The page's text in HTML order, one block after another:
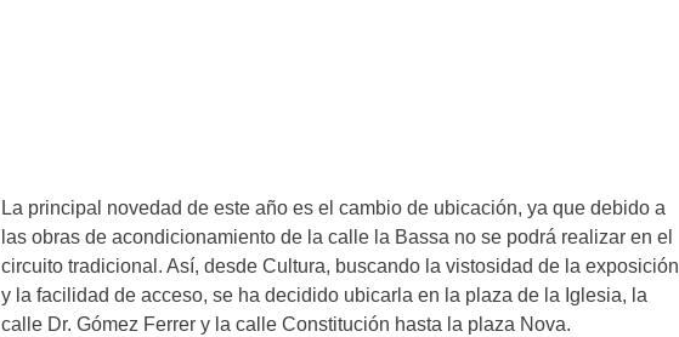
La principal novedad de este año es el cambio de ubicación, ya que debido a
las obras de acondicionamiento de la calle la Bassa no se podrá realizar en el
circuito tradicional. Así, desde Cultura, buscando la vistosidad de la exposición
y la facilidad de acceso, se ha decidido ubicarla en la plaza de la Iglesia, la
calle Dr. Gómez Ferrer y la calle Constitución hasta la plaza Nova.